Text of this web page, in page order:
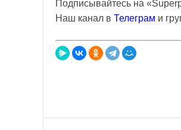
Подписывайтесь на
Наш канал в Телеграм и